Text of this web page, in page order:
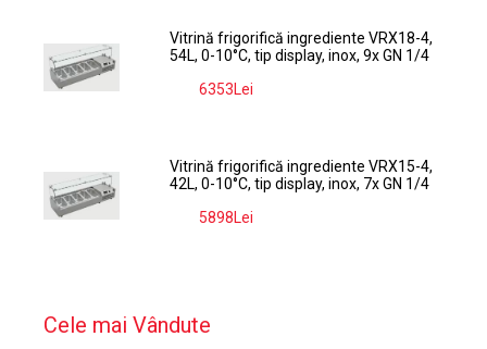
Vitrină frigorifică ingrediente VRX18-4,
54L, 0-10°C, tip display, inox, 9x GN 1/4
6353Lei
Vitrină frigorifică ingrediente VRX15-4,
42L, 0-10°C, tip display, inox, 7x GN 1/4
5898Lei
Cele mai Vândute